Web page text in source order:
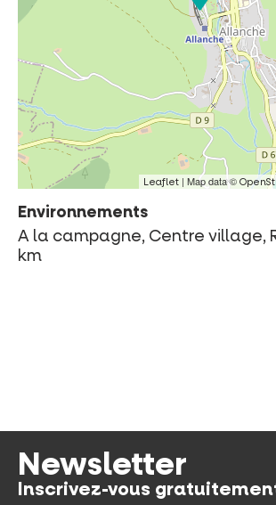
Leaflet | Map data ©
Environnements
A la campagne, Centre village,
km
Newsletter
Inscrivez-vous